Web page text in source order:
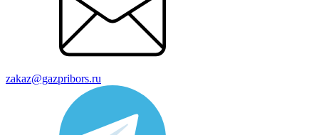
zakaz@gazpribors.ru